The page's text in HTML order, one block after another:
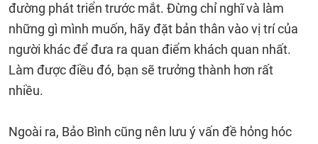
đường phát triển trước mắt. Đừng chỉ nghĩ và làm
những gì mình muốn, hãy đặt bản thân vào vị trí của
người khác để đưa ra quan điểm khách quan nhất.
Làm được điều đó, bạn sẽ trưởng thành hơn rất
nhiều.
Ngoài ra, Bảo Bình cũng nên lưu ý vấn đề hỏng hóc